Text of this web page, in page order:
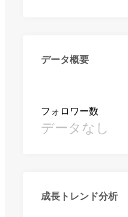
データ概要
フォロワー数
データなし
成長トレンド分析